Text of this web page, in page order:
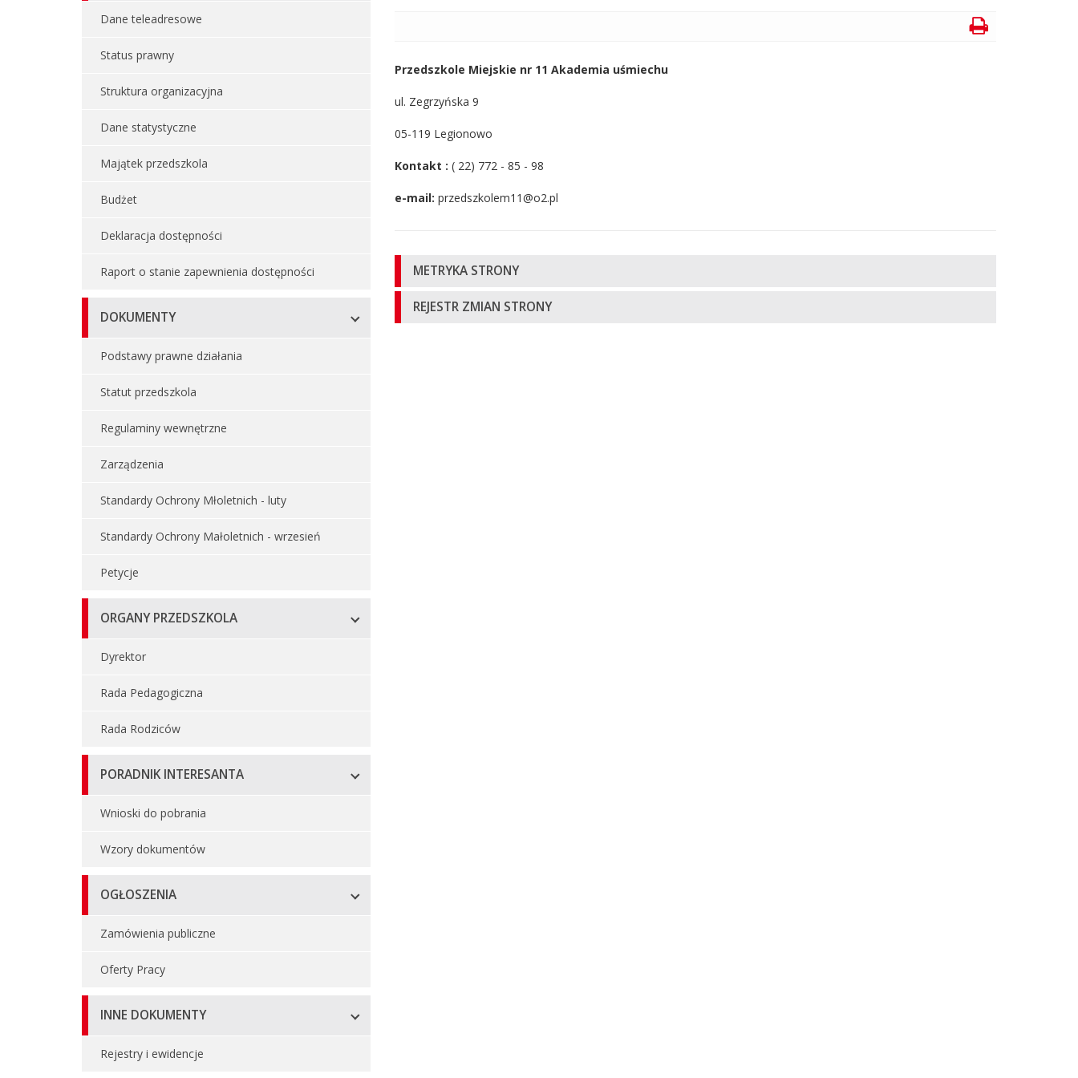
Dane teleadresowe
Status prawny
Struktura organizacyjna
Dane statystyczne
Majątek przedszkola
Budżet
Deklaracja dostępności
Raport o stanie zapewnienia dostępności
DOKUMENTY
Podstawy prawne działania
Statut przedszkola
Regulaminy wewnętrzne
Zarządzenia
Standardy Ochrony Młoletnich - luty
Standardy Ochrony Małoletnich - wrzesień
Petycje
ORGANY PRZEDSZKOLA
Dyrektor
Rada Pedagogiczna
Rada Rodziców
PORADNIK INTERESANTA
Wnioski do pobrania
Wzory dokumentów
OGŁOSZENIA
Zamówienia publiczne
Oferty Pracy
INNE DOKUMENTY
Rejestry i ewidencje
Przedszkole Miejskie nr 11 Akademia uśmiechu
ul. Zegrzyńska 9
05-119 Legionowo
Kontakt : ( 22) 772 - 85 - 98
e-mail: przedszkolem11@o2.pl
Informacje
o
stronie
METRYKA STRONY
REJESTR ZMIAN STRONY